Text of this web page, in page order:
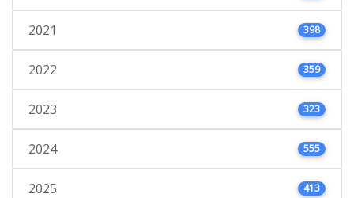
2021 398
2022 359
2023 323
2024 555
2025 413